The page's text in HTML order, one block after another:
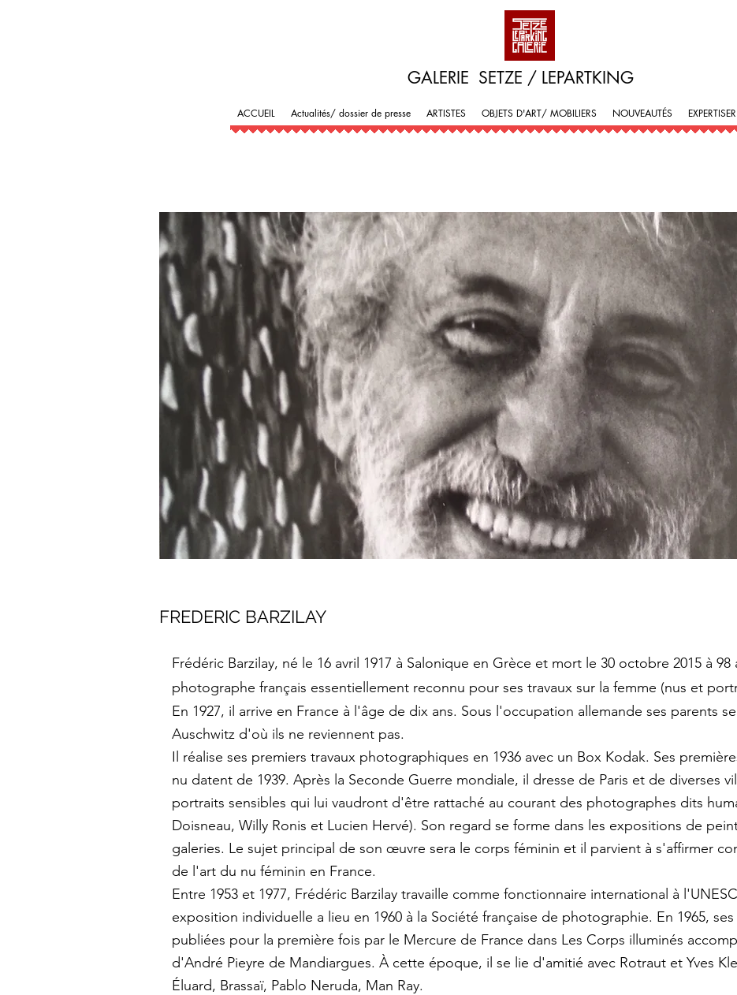
ACCUEIL Actualités/ dossier de presse ARTISTES OBJETS D'ART/ MOBILIERS NOUVEAUTÉS
GALERIE SETZE / LEPARTKING
FREDERIC BARZILAY
Frédéric Barzilay, né le 16 avril 1917 à Salonique en Grèce et mort le 30 octobre 2015 à 98
photographe français essentiellement reconnu pour ses travaux sur la femme (nus et
En 1927, il arrive en France à l'âge de dix ans. Sous l'occupation allemande ses parents
Auschwitz d'où ils ne reviennent pas.
Il réalise ses premiers travaux photographiques en 1936 avec un Box Kodak. Ses
nu datent de 1939. Après la Seconde Guerre mondiale, il dresse de Paris et de diverses
portraits sensibles qui lui vaudront d'être rattaché au courant des photographes dits
Doisneau, Willy Ronis et Lucien Hervé). Son regard se forme dans les expositions de
galeries. Le sujet principal de son œuvre sera le corps féminin et il parvient à s'affirmer
de l'art du nu féminin en France.
Entre 1953 et 1977, Frédéric Barzilay travaille comme fonctionnaire international à
exposition individuelle a lieu en 1960 à la Société française de photographie. En 1965,
publiées pour la première fois par le Mercure de France dans Les Corps illuminés
d'André Pieyre de Mandiargues. À cette époque, il se lie d'amitié avec Rotraut et Yves
Éluard, Brassaï, Pablo Neruda, Man Ray.